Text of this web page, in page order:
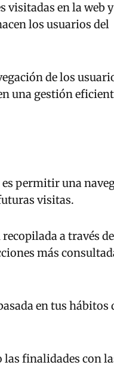
visitadas en la web
los usuarios del
de los
una gestión
permitir una
visitas.
a través
más
en tus hábitos
finalidades con